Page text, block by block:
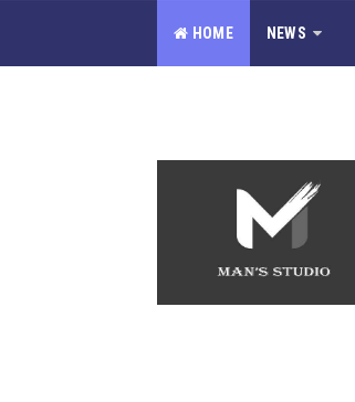
HOME NEWS